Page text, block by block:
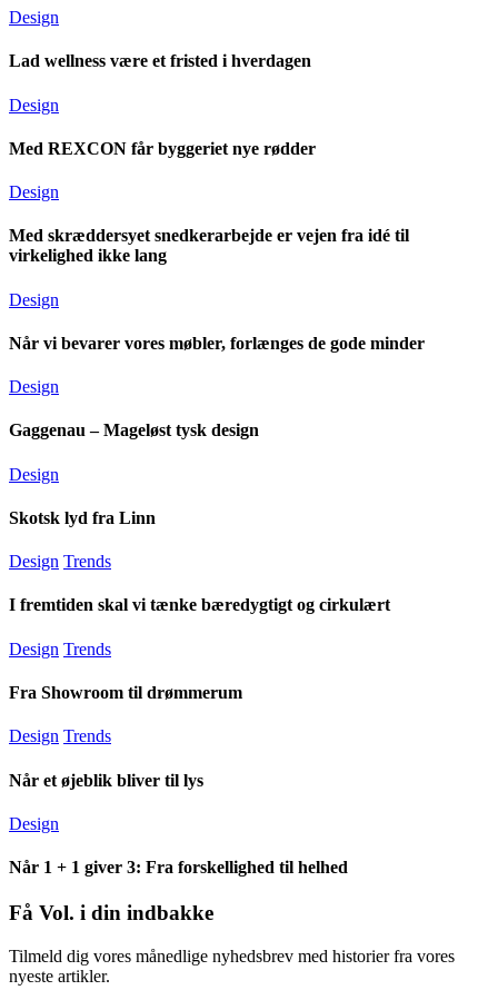
Design
Lad wellness være et fristed i hverdagen
Design
Med REXCON får byggeriet nye rødder
Design
Med skræddersyet snedkerarbejde er vejen fra idé til
virkelighed ikke lang
Design
Når vi bevarer vores møbler, forlænges de gode minder
Design
Gaggenau – Mageløst tysk design
Design
Skotsk lyd fra Linn
Design Trends
I fremtiden skal vi tænke bæredygtigt og cirkulært
Design Trends
Fra Showroom til drømmerum
Design Trends
Når et øjeblik bliver til lys
Design
Når 1 + 1 giver 3: Fra forskellighed til helhed
Få Vol. i din indbakke
Tilmeld dig vores månedlige nyhedsbrev med historier fra vores
nyeste artikler.